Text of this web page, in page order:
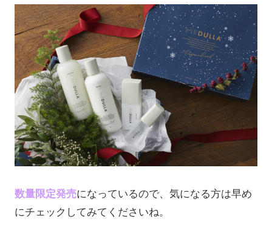
数量限定発売になっているので、気になる方は早め
にチェックしてみてくださいね。